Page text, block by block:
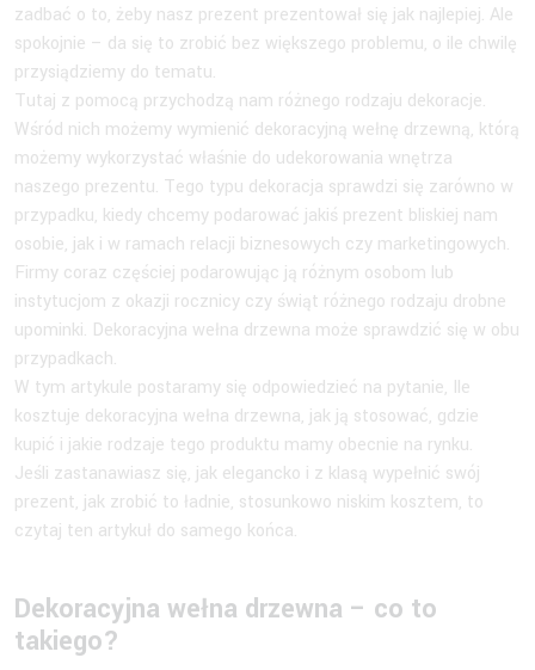
zadbać o to, żeby nasz prezent prezentował się jak najlepiej. Ale
spokojnie – da się to zrobić bez większego problemu, o ile chwilę
przysiądziemy do tematu.
Tutaj z pomocą przychodzą nam różnego rodzaju dekoracje.
Wśród nich możemy wymienić dekoracyjną wełnę drzewną, którą
możemy wykorzystać właśnie do udekorowania wnętrza
naszego prezentu. Tego typu dekoracja sprawdzi się zarówno w
przypadku, kiedy chcemy podarować jakiś prezent bliskiej nam
osobie, jak i w ramach relacji biznesowych czy marketingowych.
Firmy coraz częściej podarowując ją różnym osobom lub
instytucjom z okazji rocznicy czy świąt różnego rodzaju drobne
upominki. Dekoracyjna wełna drzewna może sprawdzić się w obu
przypadkach.
W tym artykule postaramy się odpowiedzieć na pytanie, Ile
kosztuje dekoracyjna wełna drzewna, jak ją stosować, gdzie
kupić i jakie rodzaje tego produktu mamy obecnie na rynku.
Jeśli zastanawiasz się, jak elegancko i z klasą wypełnić swój
prezent, jak zrobić to ładnie, stosunkowo niskim kosztem, to
czytaj ten artykuł do samego końca.
Dekoracyjna wełna drzewna – co to
takiego?